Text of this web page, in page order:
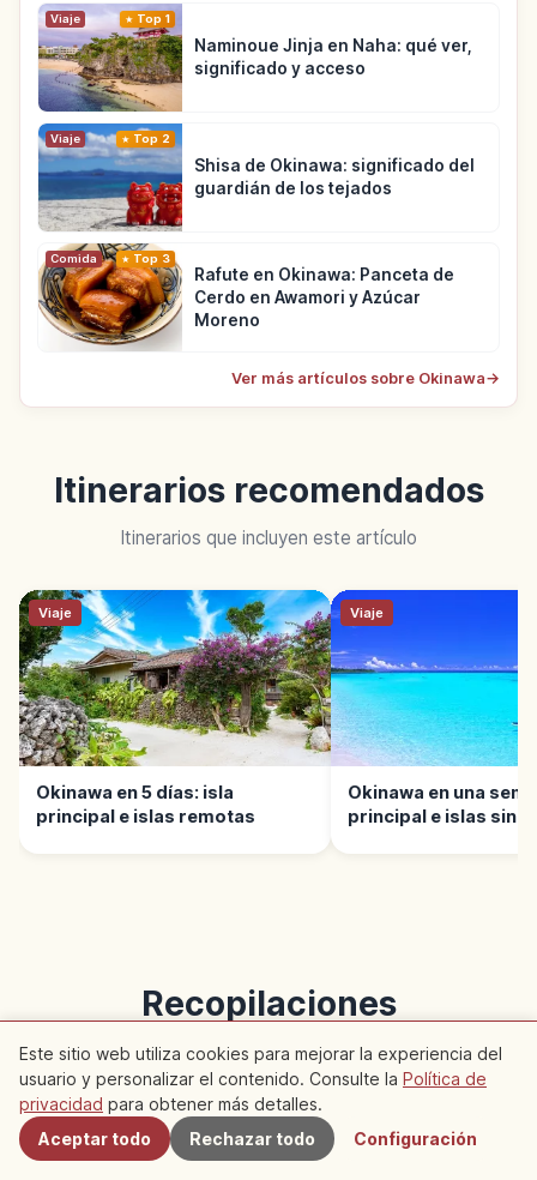
Viaje Top 1
Naminoue Jinja en Naha: qué ver,
significado y acceso
Viaje Top 2
Shisa de Okinawa: significado del
guardián de los tejados
Comida Top 3
Rafute en Okinawa: Panceta de
Cerdo en Awamori y Azúcar
Moreno
Ver más artículos sobre Okinawa→
Itinerarios recomendados
Itinerarios que incluyen este artículo
Viaje
Okinawa en 5 días: isla
principal e islas remotas
Viaje
Okinawa en una
principal e islas sin
Recopilaciones
recomendadas
Recopilaciones que incluyen este artículo
Cercanos
Este sitio web utiliza cookies para mejorar la experiencia del
usuario y personalizar el contenido. Consulte la Política de
privacidad para obtener más detalles.
Aceptar todo
Rechazar todo Configuración